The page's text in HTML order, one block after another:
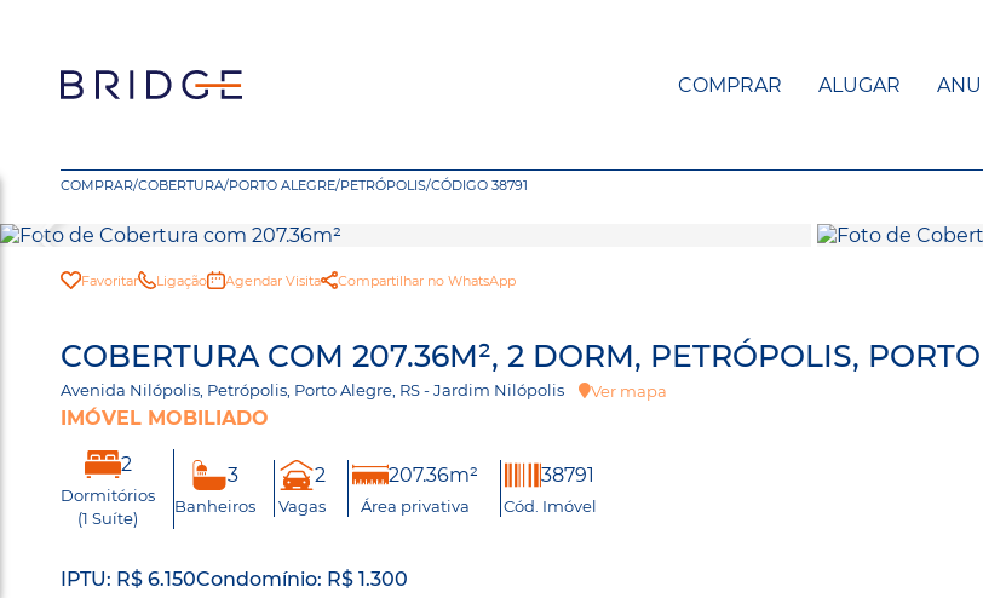
COMPRAR ALUGAR
COMPRAR/COBERTURA/PORTO ALEGRE/PETRÓPOLIS/CÓDIGO 38791
Favoritar Ligação Agendar Visita Compartilhar no WhatsApp
COBERTURA COM 207.36M², 2 DORM, PETRÓPOLIS,
Avenida Nilópolis, Petrópolis, Porto Alegre, RS - Jardim Nilópolis Ver mapa
IMÓVEL MOBILIADO
2
Dormitórios
(1 Suíte)
3
Banheiros
2
Vagas
207.36m²
Área privativa
38791
Cód. Imóvel
IPTU: R$ 6.150Condomínio: R$ 1.300